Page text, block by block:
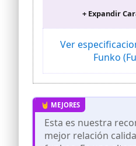
complementa
MATERIAL DE
CALIDAD -
de alta calidad,
hecho para durar
duradero tanto
los coleccionistas.
REGALO
THE
+ Expandir
Ver
Funko
Esta es nuestra
mejor relación